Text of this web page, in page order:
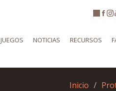
JUEGOS NOTICIAS RECURSOS
Inicio